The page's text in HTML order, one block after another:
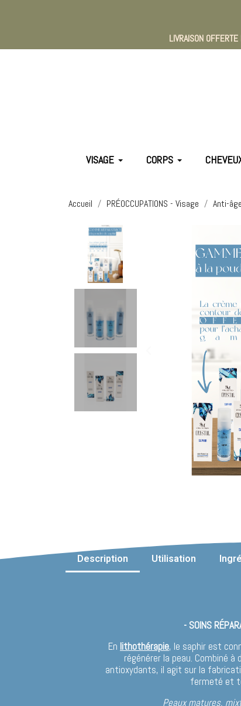
LIVRAISON
VISAGE CORPS
Accueil PRÉOCCUPATIONS - Visage Anti-
Description Utilisation
- SOINS
En lithothérapie, le saphir est
régénérer la peau. Combiné
antioxydants, il agit sur la
fermeté et
Peaux matures,